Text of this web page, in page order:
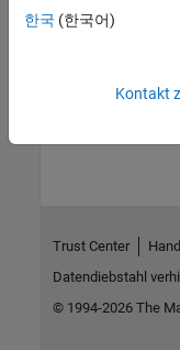
External Websites
한국 (한국어)
Kontakt
Trust Center
Datendiebstahl
© 1994-2026 The